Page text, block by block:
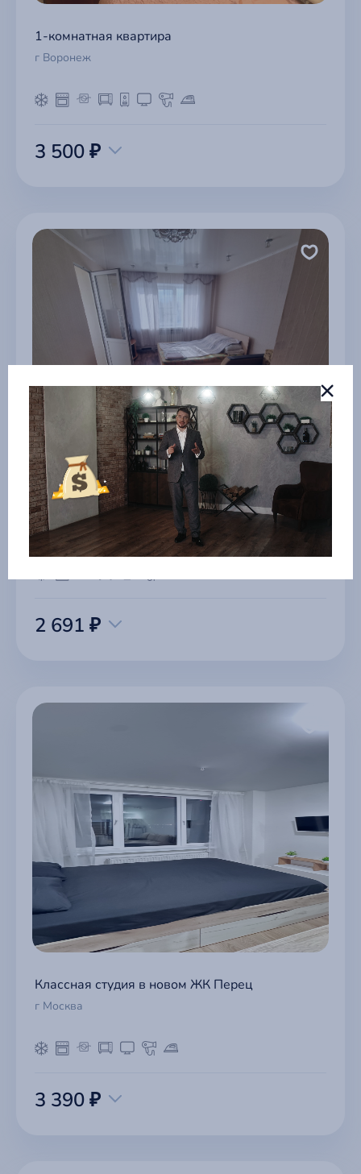
1-комнатная квартира
г Воронеж
3 500 ₽
Квартира на Мира 22 - 6 этаж
г Златоуст
2 691 ₽
Классная студия в новом ЖК Перец
г Москва
3 390 ₽